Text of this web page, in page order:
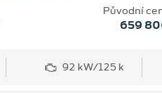
Původní
659
92 kW/125 k